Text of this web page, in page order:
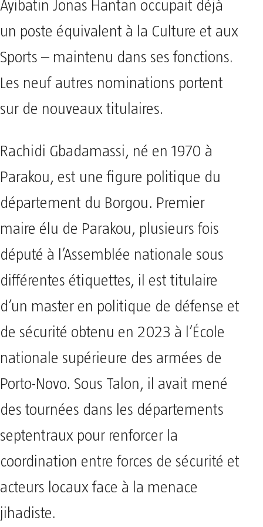
Ayibatin Jonas Hantan occupait déjà
un poste équivalent à la Culture et aux
Sports – maintenu dans ses fonctions.
Les neuf autres nominations portent
sur de nouveaux titulaires.
Rachidi Gbadamassi, né en 1970 à
Parakou, est une figure politique du
département du Borgou. Premier
maire élu de Parakou, plusieurs fois
député à l’Assemblée nationale sous
différentes étiquettes, il est titulaire
d’un master en politique de défense et
de sécurité obtenu en 2023 à l’École
nationale supérieure des armées de
Porto-Novo. Sous Talon, il avait mené
des tournées dans les départements
septentraux pour renforcer la
coordination entre forces de sécurité et
acteurs locaux face à la menace
jihadiste.